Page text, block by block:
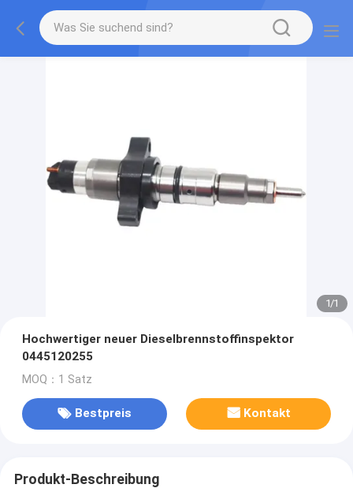
1/1
Hochwertiger neuer Dieselbrennstoffinspektor
0445120255
MOQ：1 Satz
Bestpreis Kontakt
Produkt-Beschreibung